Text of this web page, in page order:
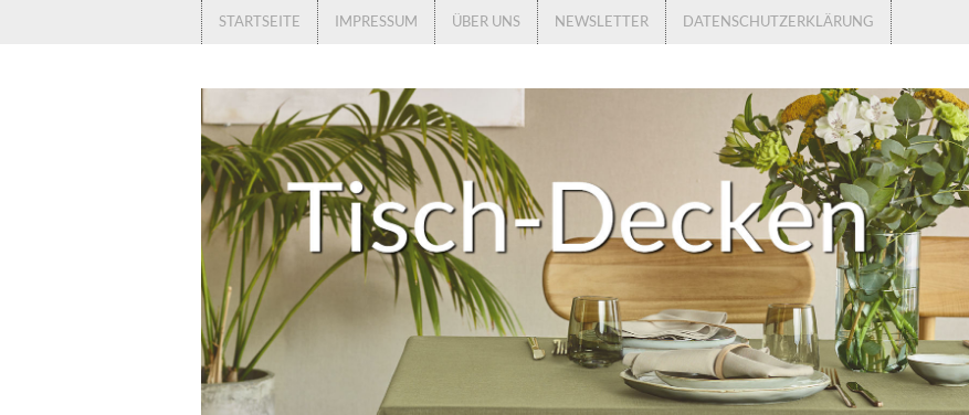
STARTSEITE IMPRESSUM ÜBER UNS NEWSLETTER DATENSCHUTZERKLÄRUNG